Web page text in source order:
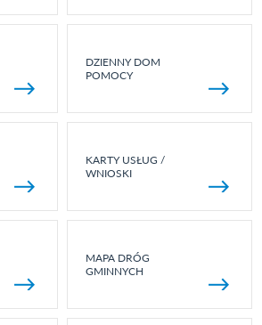
DZIENNY DOM
POMOCY
KARTY USŁUG /
WNIOSKI
MAPA DRÓG
GMINNYCH